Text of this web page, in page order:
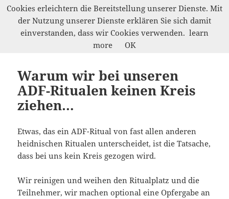
Werkelwald
Warum wir bei unseren
ADF-Ritualen keinen Kreis
ziehen…
Etwas, das ein ADF-Ritual von fast allen anderen
heidnischen Ritualen unterscheidet, ist die Tatsache,
dass bei uns kein Kreis gezogen wird.
Wir reinigen und weihen den Ritualplatz und die
Teilnehmer, wir machen optional eine Opfergabe an
Cookies erleichtern die Bereitstellung unserer Dienste. Mit
der Nutzung unserer Dienste erklären Sie sich damit
einverstanden, dass wir Cookies verwenden. learn
more
OK